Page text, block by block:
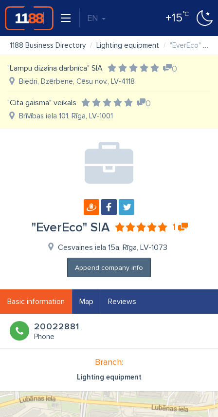
EN +15°C
1188 Business Directory Lighting equipment "EverEco" SIA
"Lampu dizaina darbnīca" SIA 0
Biedri, Dzērbene, Cēsu nov., LV-4118
"Cita gaisma" veikals 0
Brīvības iela 101, Rīga, LV-1001
"EverEco" SIA 1
Cesvaines iela 15a, Rīga, LV-1073
Append company info
Basic information Map Reviews
20022881
Phone
Branch:
Lighting equipment